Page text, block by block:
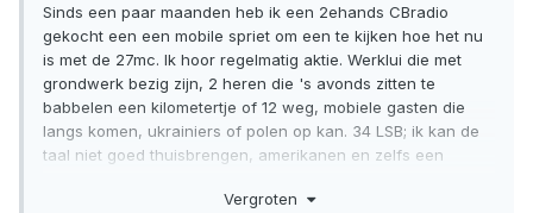
Sinds een paar maanden heb ik een 2ehands CBradio
gekocht een een mobile spriet om een te kijken hoe het nu
is met de 27mc. Ik hoor regelmatig aktie. Werklui die met
grondwerk bezig zijn, 2 heren die 's avonds zitten te
babbelen een kilometertje of 12 weg, mobiele gasten die
langs komen, ukrainiers of polen op kan. 34 LSB; ik kan de
taal niet goed thuisbrengen, amerikanen en zelfs een
het italiaans verder ging en Germany noemde! Die zal wel
Vergroten